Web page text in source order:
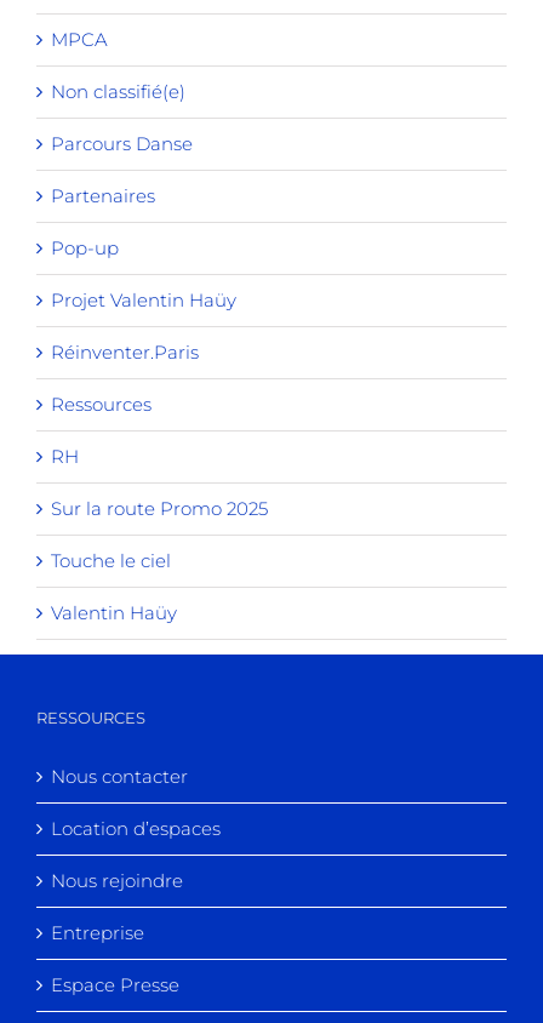
MPCA
Non classifié(e)
Parcours Danse
Partenaires
Pop-up
Projet Valentin Haüy
Réinventer.Paris
Ressources
RH
Sur la route Promo 2025
Touche le ciel
Valentin Haüy
RESSOURCES
Nous contacter
Location d’espaces
Nous rejoindre
Entreprise
Espace Presse